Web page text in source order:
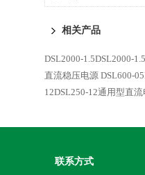
相关产品
DSL2000-1.5DSL2000-
直流稳压电源 DSL600-
12DSL250-12通用型直
联系方式